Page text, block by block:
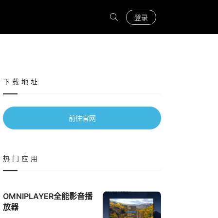
登录
下载地址
前往官网
热门应用
OMNIPLAYER全能影音播
放器